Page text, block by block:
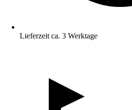
Lieferzeit ca. 3 Werktage